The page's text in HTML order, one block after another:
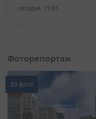
сегодня, 19:05
Фоторепортаж
20 фото